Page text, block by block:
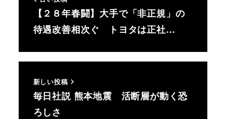
【２８年春闘】大手で「非正規」の
待遇改善相次ぐ トヨタは正社…
新しい投稿
毎日社説 熊本地震 活断層が動く恐
ろしさ